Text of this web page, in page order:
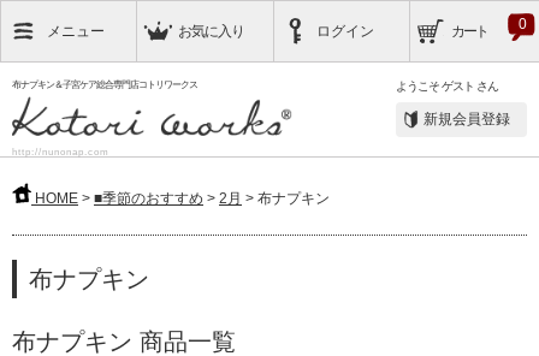
布ナプキン＆子宮ケア総合専門店コトリワークス
http://nunonap.com
ようこそゲスト さん
新規会員登録
メニュー お気に入り ログイン カート 0
HOME > ■季節のおすすめ > 2月 > 布ナプキン
布ナプキン
布ナプキン 商品一覧